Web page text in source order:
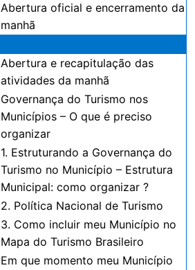
Abertura oficial e encerramento da
manhã
Abertura e recapitulação das
atividades da manhã
Governança do Turismo nos
Municípios – O que é preciso
organizar
1. Estruturando a Governança do
Turismo no Município – Estrutura
Municipal: como organizar ?
2. Política Nacional de Turismo
3. Como incluir meu Município no
Mapa do Turismo Brasileiro
Em que momento meu Município